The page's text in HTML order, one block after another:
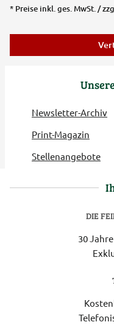
Newsletter-Archiv
Print-Magazin
Stellenangebote
* Preise inkl. ges. MwSt. /
DIE
30